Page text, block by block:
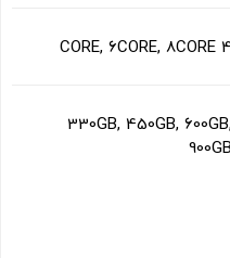
4 CORE, 6CORE, 8CORE
330GB, 450GB,
900GB